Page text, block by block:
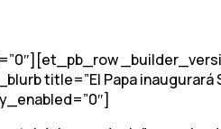
title=”El Papa inaugurará